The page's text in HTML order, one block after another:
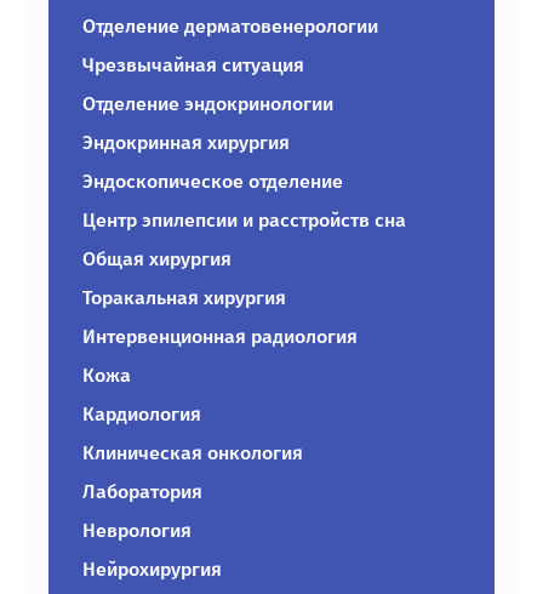
Отделение дерматовенерологии
Чрезвычайная ситуация
Отделение эндокринологии
Эндокринная хирургия
Эндоскопическое отделение
Центр эпилепсии и расстройств сна
Общая хирургия
Торакальная хирургия
Интервенционная радиология
Кожа
Кардиология
Клиническая онкология
Лаборатория
Неврология
Нейрохирургия